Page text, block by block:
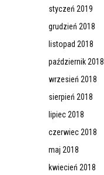
styczeń 2019
grudzień 2018
listopad 2018
październik 2018
wrzesień 2018
sierpień 2018
lipiec 2018
czerwiec 2018
maj 2018
kwiecień 2018